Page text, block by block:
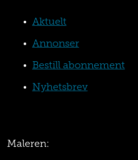
Aktuelt
Annonser
Bestill abonnement
Nyhetsbrev
Maleren: